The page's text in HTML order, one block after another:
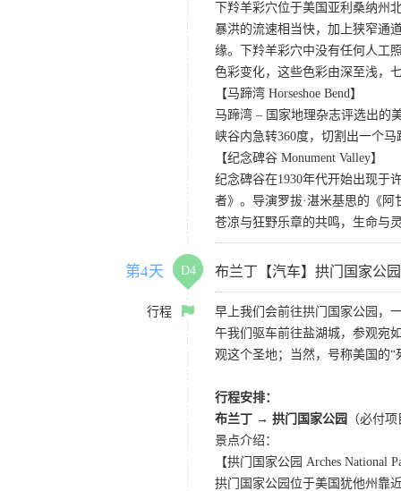
下羚羊彩穴位于美国亚利桑纳
暴洪的流速相当快，加上狭窄通
缘。下羚羊彩穴中没有任何人工
色彩变化，这些色彩由深至浅，
【马蹄湾 Horseshoe Bend】
马蹄湾 – 国家地理杂志评选出的
峡谷内急转360度，切割出一个
【纪念碑谷 Monument Valley】
纪念碑谷在1930年代开始出现于
者》。导演罗拔·湛米基思的《
苍凉与狂野乐章的共鸣，生命与
第4天 D4 布兰丁【汽车】拱门国家公
行程
早上我们会前往拱门国家公园，
午我们驱车前往盐湖城，参观宛
观这个圣地；当然，号称美国的
行程安排：
布兰丁 → 拱门国家公园
（必付
景点介绍：
【拱门国家公园 Arches National
拱门国家公园位于美国犹他州靠